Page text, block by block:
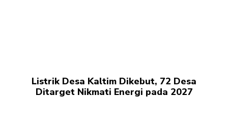
Listrik Desa Kaltim Dikebut, 72 Desa
Ditarget Nikmati Energi pada 2027